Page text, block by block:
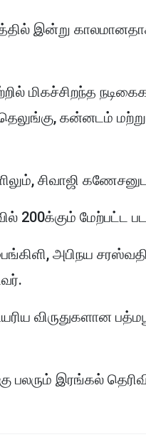
இன்று
மிகச்சிறந்த
கன்னடம்
சிவாஜி
200க்கும் மேற்பட்ட
அபிநய
விருதுகளான
பலரும் இரங்கல்